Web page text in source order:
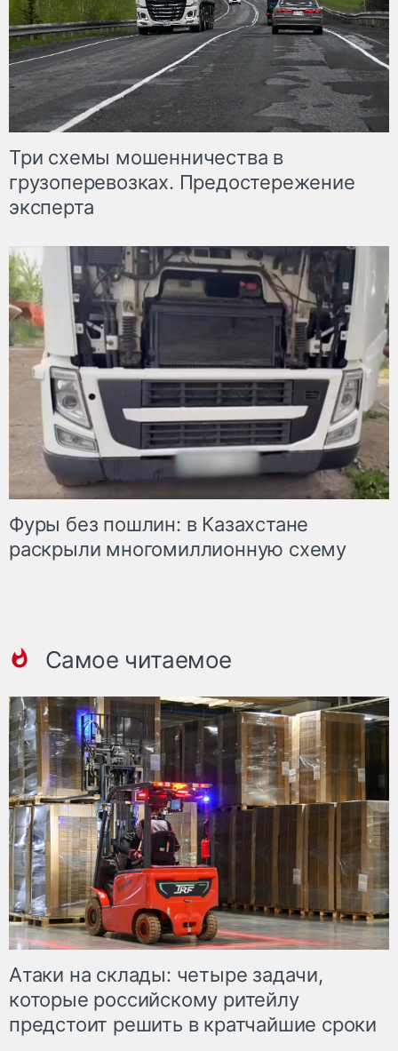
Три схемы мошенничества в
грузоперевозках. Предостережение
эксперта
Фуры без пошлин: в Казахстане
раскрыли многомиллионную схему
Самое читаемое
Атаки на склады: четыре задачи,
которые российскому ритейлу
предстоит решить в кратчайшие сроки